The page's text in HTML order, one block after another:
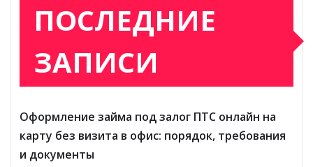
ПОСЛЕДНИЕ
ЗАПИСИ
Оформление займа под залог ПТС онлайн на
карту без визита в офис: порядок, требования
и документы